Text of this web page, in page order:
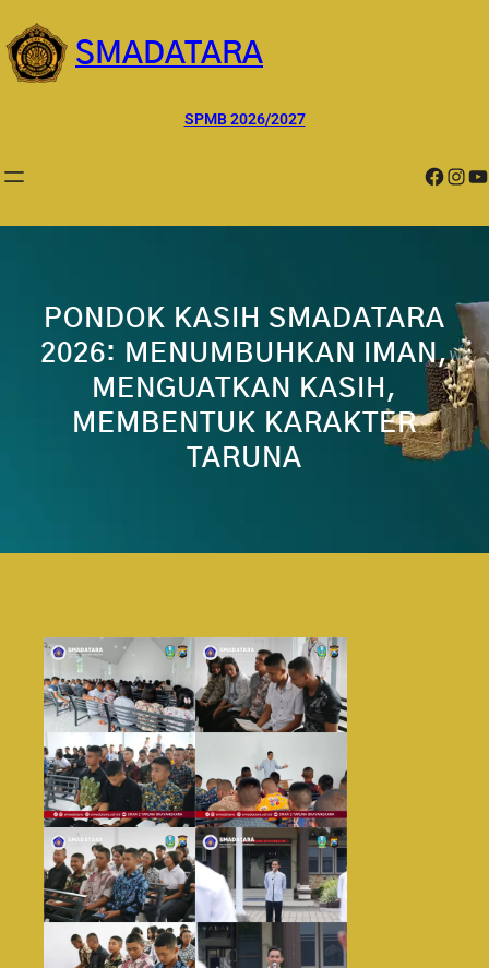
ke
konten
SMADATARA
SPMB 2026/2027
Facebook InstagramYouTube
PONDOK KASIH SMADATARA
2026: MENUMBUHKAN IMAN,
MENGUATKAN KASIH,
MEMBENTUK KARAKTER
TARUNA